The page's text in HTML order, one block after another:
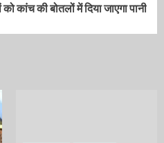
को कांच की बोतलों में दिया जाएगा पानी